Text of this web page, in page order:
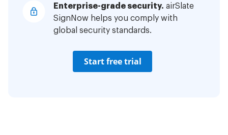
Enterprise-grade security. airSlate
SignNow helps you comply with
global security standards.
Start free trial